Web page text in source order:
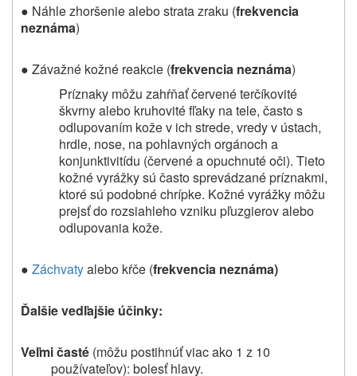
● Náhle zhoršenie alebo strata zraku (frekvencia
neznáma)
● Závažné kožné reakcie (frekvencia neznáma)
Príznaky môžu zahŕňať červené terčíkovité
škvrny alebo kruhovité fľaky na tele, často s
odlupovaním kože v ich strede, vredy v ústach,
hrdle, nose, na pohlavných orgánoch a
konjunktivitídu (červené a opuchnuté oči). Tieto
kožné vyrážky sú často sprevádzané príznakmi,
ktoré sú podobné chrípke. Kožné vyrážky môžu
prejsť do rozsiahleho vzniku pľuzgierov alebo
odlupovania kože.
● Záchvatyalebo kŕče (frekvencia neznáma)
Ďalšie vedľajšie účinky:
Veľmi časté (môžu postihnúť viac ako 1 z 10
používateľov): bolesť hlavy.